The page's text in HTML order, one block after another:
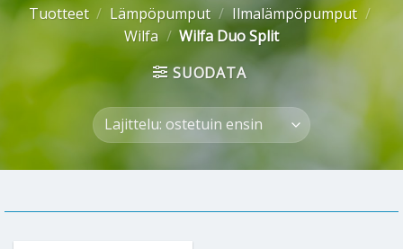
Tuotteet / Lämpöpumput / Ilmalämpöpumput /
Wilfa / Wilfa Duo Split
SUODATA